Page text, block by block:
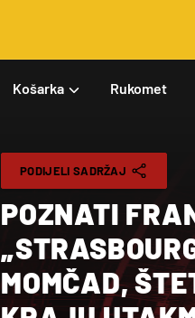
Košarka Rukomet
PODIJELI SADRŽAJ
POZNATI
MOMČAD,